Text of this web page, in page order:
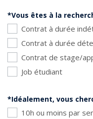
*Vous êtes à la
Contrat à durée
Contrat à durée
Contrat de stage/
Job étudiant
*Idéalement, vous
10h ou moins par